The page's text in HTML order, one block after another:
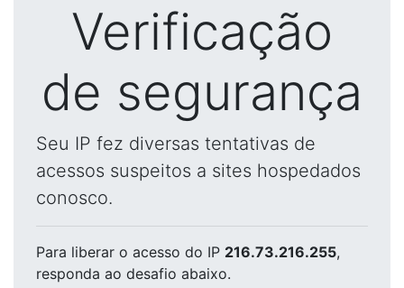
Verificação
de segurança
Seu IP fez diversas tentativas de
acessos suspeitos a sites hospedados
conosco.
Para liberar o acesso do IP 216.73.216.255,
responda ao desafio abaixo.